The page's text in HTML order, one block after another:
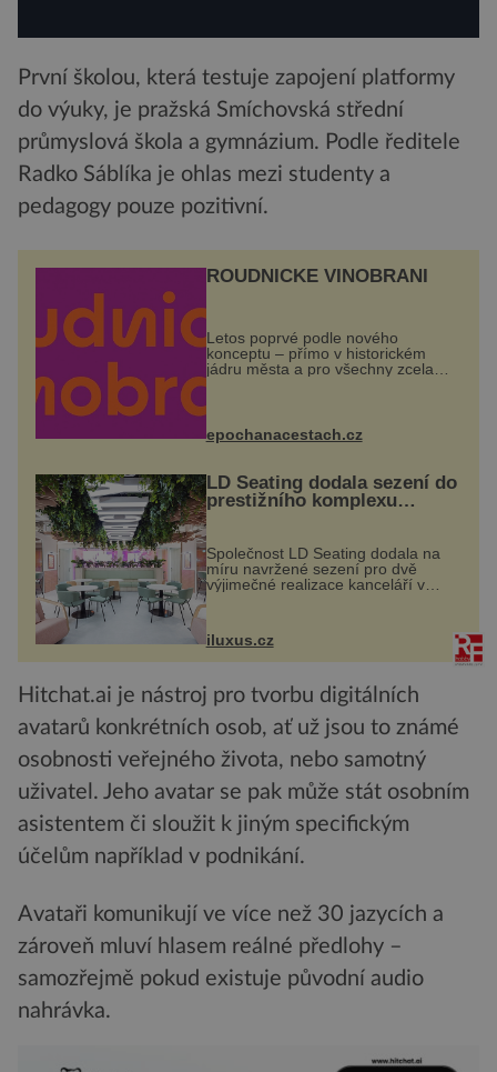
První školou, která testuje zapojení platformy
do výuky, je pražská Smíchovská střední
průmyslová škola a gymnázium. Podle ředitele
Radko Sáblíka je ohlas mezi studenty a
pedagogy pouze pozitivní.
ROUDNICKÉ VINOBRANÍ
Letos poprvé podle nového
konceptu – přímo v historickém
jádru města a pro všechny zcela
zdarma. Hlavní program se
náměstí. Návštěvníci se mohou těšit
na víno, burčák, pes...
epochanacestach.cz
LD Seating dodala sezení do
prestižního komplexu
MediaCityUK v Salfordu
Společnost LD Seating dodala na
míru navržené sezení pro dvě
výjimečné realizace kanceláří v
areálu MediaCityUK v anglickém
Tower a Orange Tower. Komplex
budov Media...
iluxus.cz
Hitchat.ai je nástroj pro tvorbu digitálních
avatarů konkrétních osob, ať už jsou to známé
osobnosti veřejného života, nebo samotný
uživatel. Jeho avatar se pak může stát osobním
asistentem či sloužit k jiným specifickým
účelům například v podnikání.
Avataři komunikují ve více než 30 jazycích a
zároveň mluví hlasem reálné předlohy –
samozřejmě pokud existuje původní audio
nahrávka.